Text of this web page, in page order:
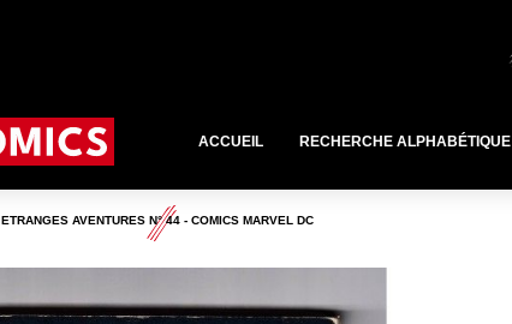
ACCUEIL RECHERCHE ALPHABÉTIQUE
ETRANGES AVENTURES N° 44 - COMICS MARVEL DC